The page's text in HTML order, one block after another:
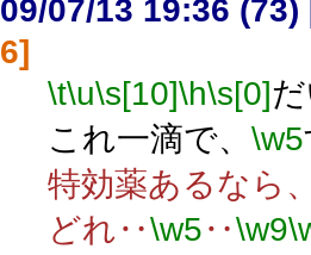
09/07/13 19:36 (73)
6]
\t\u\s[10]\h\s[0]
これ一滴で、 \w5
特効薬あるなら
どれ‥\w5‥\w9